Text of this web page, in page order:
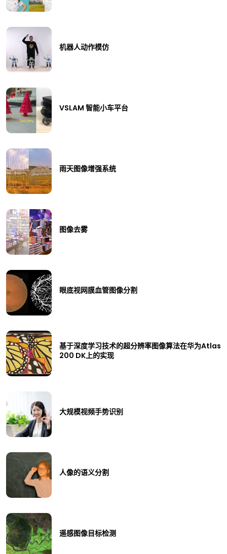
机器人动作模仿
VSLAM 智能小车平台
雨天图像增强系统
图像去雾
眼底视网膜血管图像分割
基于深度学习技术的超分辨率图像算法在华为Atlas
200 DK上的实现
大规模视频手势识别
人像的语义分割
遥感图像目标检测